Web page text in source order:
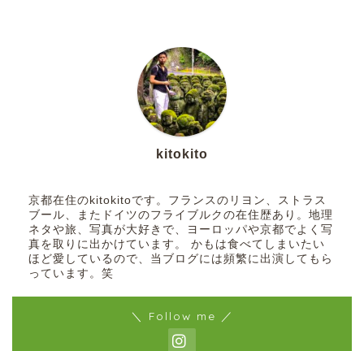
kitokito
京都在住のkitokitoです。フランスのリヨン、ストラス
ブール、またドイツのフライブルクの在住歴あり。地理
ネタや旅、写真が大好きで、ヨーロッパや京都でよく写
真を取りに出かけています。 かもは食べてしまいたい
ほど愛しているので、当ブログには頻繁に出演してもら
っています。笑
＼ Follow me ／